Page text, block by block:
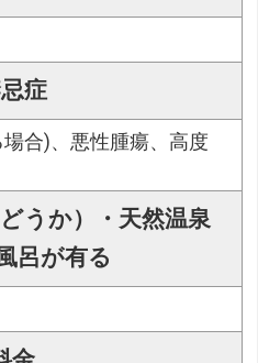
症
合)、悪性腫瘍、高度
うか）・天然温泉
呂が有る